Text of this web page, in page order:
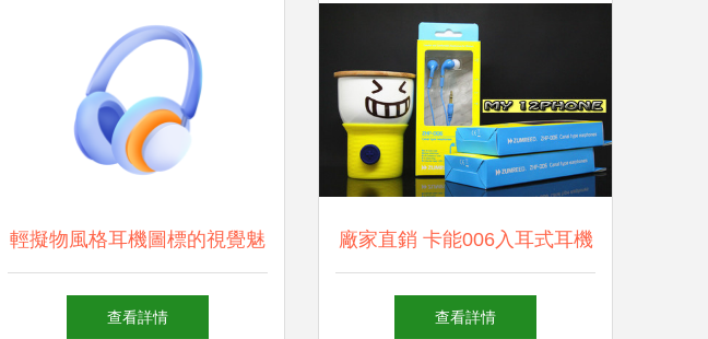
輕擬物風格耳機圖標的視覺魅
力 以音樂為主題的PNG素材
查看詳情
廠家直銷 卡能006入耳式耳機
——時尚可愛的聽覺伴侶
查看詳情